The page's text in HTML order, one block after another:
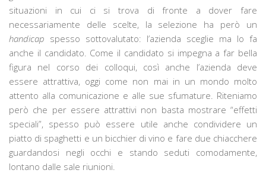
situazioni in cui ci si trova di fronte a dover fare
necessariamente delle scelte, la selezione ha però un
handicap spesso sottovalutato: l’azienda sceglie ma lo fa
anche il candidato. Come il candidato si impegna a far bella
figura nel corso dei colloqui, così anche l’azienda deve
essere attrattiva, oggi come non mai in un mondo molto
attento alla comunicazione e alle sue sfumature. Riteniamo
però che per essere attrattivi non basta mostrare “effetti
speciali”, spesso può essere utile anche condividere un
piatto di spaghetti e un bicchier di vino e fare due chiacchere
guardandosi negli occhi e stando seduti comodamente,
lontano dalle sale riunioni.